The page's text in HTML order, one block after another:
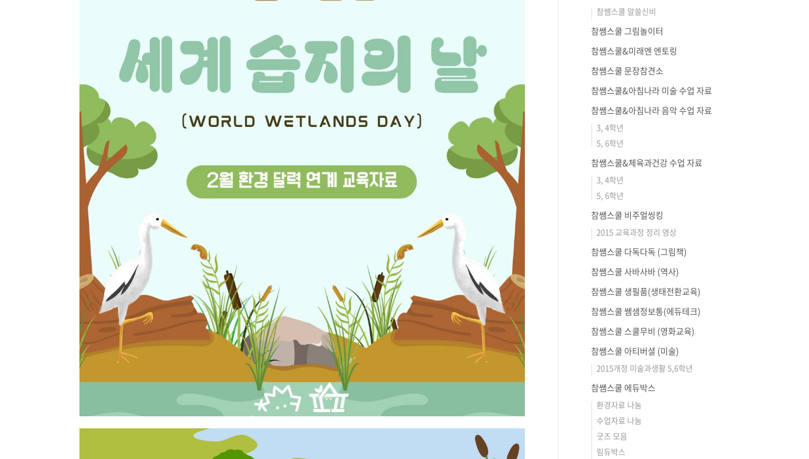
참쌤스쿨 알쓸신비
참쌤스쿨 그림놀이터
참쌤스쿨&미래엔 엔토링
참쌤스쿨 문장참견소
참쌤스쿨&아침나라 미술 수업 자료
참쌤스쿨&아침나라 음악 수업 자료
3, 4학년
5, 6학년
참쌤스쿨&체육과건강 수업 자료
3, 4학년
5, 6학년
참쌤스쿨 비주얼씽킹
2015 교육과정 정리 영상
참쌤스쿨 다독다독 (그림책)
참쌤스쿨 사바사바 (역사)
참쌤스쿨 생필품(생태전환교육)
참쌤스쿨 쌤샘정보통(에듀테크)
참쌤스쿨 스쿨무비 (영화교육)
참쌤스쿨 아티버셜 (미술)
2015개정 미술과생활 5,6학년
참쌤스쿨 에듀박스
환경자료 나눔
수업자료 나눔
굿즈 모음
림듀박스